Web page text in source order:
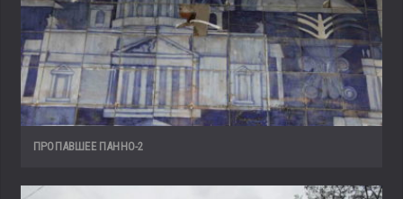
ПРОПАВШЕЕ ПАННО-2